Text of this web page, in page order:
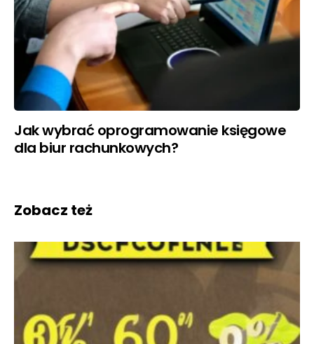
Jak wybrać oprogramowanie księgowe
dla biur rachunkowych?
Zobacz też